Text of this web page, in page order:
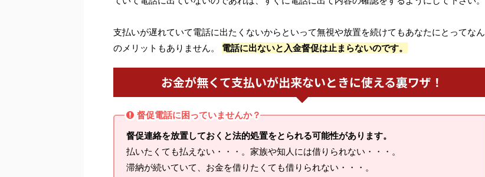
支払いが遅れていて電話に出たくないからといって無視や放置を続けてもあなたにとってなん
のメリットもありません。 電話に出ないと入金督促は止まらないのです。
お金が無くて支払いが出来ないときに使える裏ワザ！
督促電話に困っていませんか？
督促連絡を放置しておくと法的処置をとられる可能性があります。
払いたくても払えない・・・。家族や知人には借りられない・・・。
滞納が続いていて、お金を借りたくても借りられない・・・。